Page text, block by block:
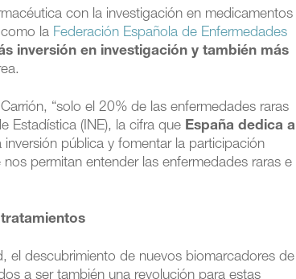
con la investigación en medicamentos
la Federación Española de Enfermedades
inversión en investigación y también más
“solo el 20% de las enfermedades raras
Estadística (INE), la cifra que España dedica a
inversión pública y fomentar la participación
permitan entender las enfermedades raras e
el descubrimiento de nuevos biomarcadores de
a ser también una revolución para estas